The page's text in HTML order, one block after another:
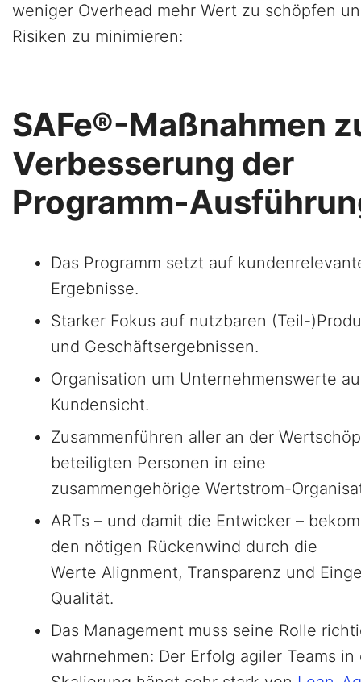
weniger Overhead mehr Wert zu schöpfen
Risiken zu minimieren:
SAFe®-Maßnahmen
Verbesserung der
Programm-
Das Programm setzt auf
Ergebnisse.
Starker Fokus auf nutzbaren (Teil-
und Geschäftsergebnissen.
Organisation um Unternehmenswerte
Kundensicht.
Zusammenführen aller an der
beteiligten Personen in eine
zusammengehörige Wertstrom-
ARTs – und damit die Entwicker –
den nötigen Rückenwind durch die
Werte Alignment, Transparenz und
Qualität.
Das Management muss seine Rolle
wahrnehmen: Der Erfolg agiler Teams in